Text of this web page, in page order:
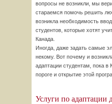
вопросы не возникли, мы
стараемся помочь решить
возникла необходимость
студентов, которые хотят
Канада.
Иногда, даже задать самые
некому. Вот почему и
адаптации студентам, пока в
пороге и открытие этой
Услуги по адаптации